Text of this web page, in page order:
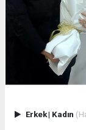
Erkek| Kadın